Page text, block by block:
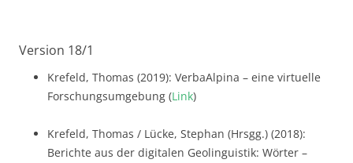
Version 18/1
Krefeld, Thomas (2019): VerbaAlpina – eine virtuelle
Forschungsumgebung (Link)
Krefeld, Thomas / Lücke, Stephan (Hrsgg.) (2018):
Berichte aus der digitalen Geolinguistik: Wörter –